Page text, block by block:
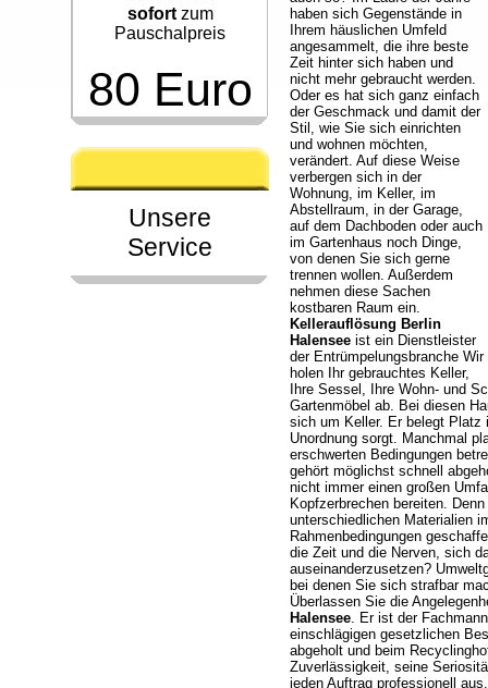
sofortzum
Pauschalpreis
80 Euro
Unsere
Service
haben sich Gegenstände in
Ihrem häuslichen Umfeld
angesammelt, die ihre beste
Zeit hinter sich haben und
nicht mehr gebraucht werden.
Oder es hat sich ganz einfach
der Geschmack und damit der
Stil, wie Sie sich einrichten
und wohnen möchten,
verändert. Auf diese Weise
verbergen sich in der
Wohnung, im Keller, im
Abstellraum, in der Garage,
auf dem Dachboden oder auch
im Gartenhaus noch Dinge,
von denen Sie sich gerne
trennen wollen. Außerdem
nehmen diese Sachen
kostbaren Raum ein.
Kellerauflösung Berlin
Halensee ist ein Dienstleister
der Entrümpelungsbranche Wir
holen Ihr gebrauchtes Keller,
Ihre Sessel, Ihre Wohn- und
Gartenmöbel ab. Bei diesen
sich um Keller. Er belegt Platz
Unordnung sorgt. Manchmal
erschwerten Bedingungen
gehört möglichst schnell
nicht immer einen großen
Kopfzerbrechen bereiten.
unterschiedlichen Materialien
Rahmenbedingungen
die Zeit und die Nerven, sich
auseinanderzusetzen?
bei denen Sie sich strafbar
Überlassen Sie die
Halensee. Er ist der
einschlägigen gesetzlichen
abgeholt und beim
Zuverlässigkeit, seine
jeden Auftrag professionell